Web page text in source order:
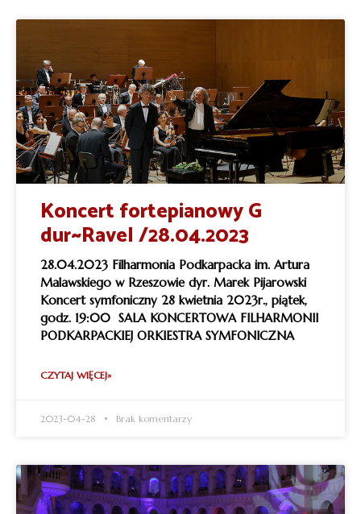
Koncert fortepianowy G
dur~Ravel /28.04.2023
28.04.2023 Filharmonia Podkarpacka im. Artura
Malawskiego w Rzeszowie dyr. Marek Pijarowski
Koncert symfoniczny 28 kwietnia 2023r., piątek,
godz. 19:00 SALA KONCERTOWA FILHARMONII
PODKARPACKIEJ ORKIESTRA SYMFONICZNA
CZYTAJ WIĘCEJ»
2023-04-28 Brak komentarzy